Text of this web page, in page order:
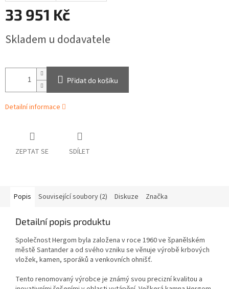
33 951 Kč
cena:
Skladem u dodavatele
Přidat do košíku
Detailní informace
ZEPTAT SE SDÍLET
Popis Související soubory (2) Diskuze Značka
Detailní popis produktu
Společnost Hergom byla založena v roce 1960 ve španělském
městě Santander a od svého vzniku se věnuje výrobě krbových
vložek, kamen, sporáků a venkovních ohnišť.
Tento renomovaný výrobce je známý svou precizní kvalitou a